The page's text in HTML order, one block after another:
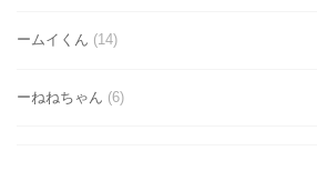
ームイくん (14)
ーねねちゃん (6)